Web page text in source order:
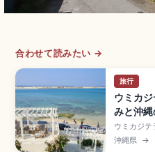
合わせて読みたい →
旅行
ウミカ
みと沖
ウミカジテ
白壁が美し
車で約15分
沖縄県 →